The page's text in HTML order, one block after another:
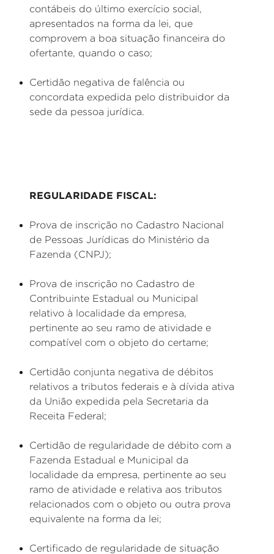
contábeis do último exercício social,
apresentados na forma da lei, que
comprovem a boa situação financeira do
ofertante, quando o caso;
Certidão negativa de falência ou
concordata expedida pelo distribuidor da
sede da pessoa jurídica.
REGULARIDADE FISCAL:
Prova de inscrição no Cadastro Nacional
de Pessoas Jurídicas do Ministério da
Fazenda (CNPJ);
Prova de inscrição no Cadastro de
Contribuinte Estadual ou Municipal
relativo à localidade da empresa,
pertinente ao seu ramo de atividade e
compatível com o objeto do certame;
Certidão conjunta negativa de débitos
relativos a tributos federais e à dívida ativa
da União expedida pela Secretaria da
Receita Federal;
Certidão de regularidade de débito com a
Fazenda Estadual e Municipal da
localidade da empresa, pertinente ao seu
ramo de atividade e relativa aos tributos
relacionados com o objeto ou outra prova
equivalente na forma da lei;
Certificado de regularidade de situação